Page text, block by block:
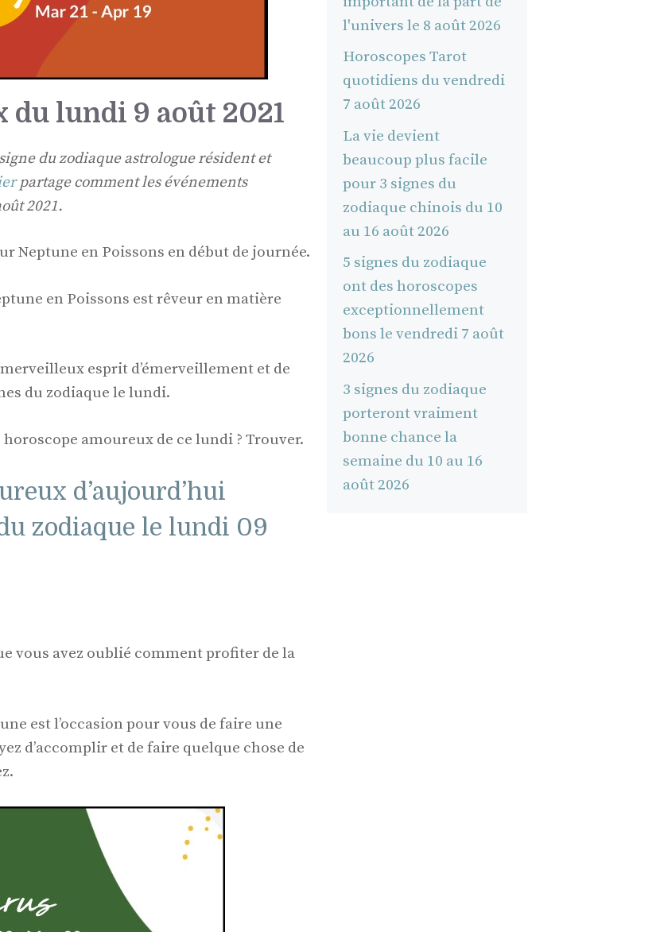
du lundi 9 août 2021
du zodiaque astrologue résident et
partage comment les événements
2021.
Neptune en Poissons en début de journée.
en Poissons est rêveur en matière
esprit d’émerveillement et de
du zodiaque le lundi.
amoureux de ce lundi ? Trouver.
d’aujourd’hui
zodiaque le lundi 09
vous avez oublié comment profiter de la
est l’occasion pour vous de faire une
d’accomplir et de faire quelque chose de
l'univers le 8 août 2026
Horoscopes Tarot
quotidiens du vendredi
7 août 2026
La vie devient
beaucoup plus facile
pour 3 signes du
zodiaque chinois du 10
au 16 août 2026
5 signes du zodiaque
ont des horoscopes
exceptionnellement
bons le vendredi 7 août
2026
3 signes du zodiaque
porteront vraiment
bonne chance la
semaine du 10 au 16
août 2026